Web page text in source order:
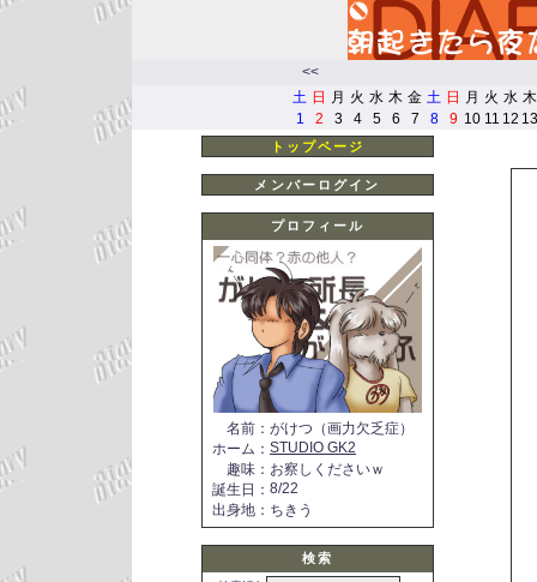
<<
土 日 月 火 水 木 金 土 日 月 火 水 木
1
2 3 4 5 6 7 8 9 10 11 12 13
トップページ
メンバーログイン
プロフィール
名前 ： がけつ（画力欠乏症）
ホーム ： STUDIO GK2
趣味 ： お察しくださいｗ
誕生日 ： 8/22
出身地 ： ちきう
検索